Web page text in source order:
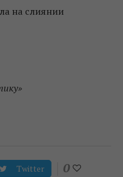
на слиянии
Twitter 0